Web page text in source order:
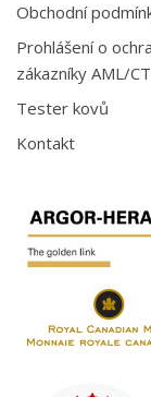
Obchodní
Prohlášení o
zákazníky AML/
Tester kovů
Kontakt